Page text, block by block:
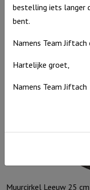
Op voorraad
Muurcirkel Leeuw 25
bestelling iets langer
bent.
Namens Team
Hartelijke groet,
Namens Team Jiftach